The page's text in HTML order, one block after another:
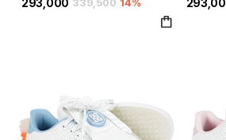
293,000 339,500 14%